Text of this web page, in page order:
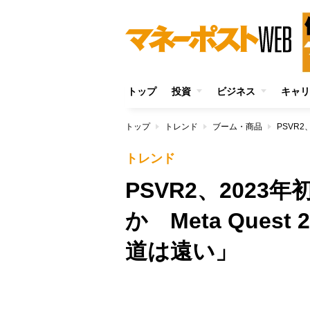
トップ 投資 ビジネス キャ
トップ トレンド ブーム・商品
トレンド
PSVR2、2023年
か Meta Quest 2
道は遠い」